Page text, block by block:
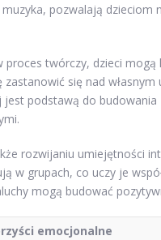
pozwalają
proces twórczy, dzieci
się nad
podstawą do budowania
rozwijaniu umiejętności
w grupach, co uczy je
mogą budować
emocjonalne